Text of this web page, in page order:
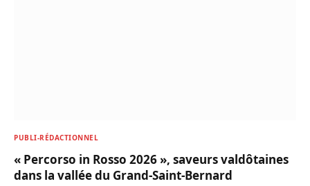
PUBLI-RÉDACTIONNEL
« Percorso in Rosso 2026 », saveurs valdôtaines
dans la vallée du Grand-Saint-Bernard